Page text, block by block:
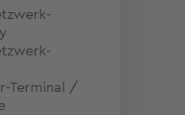
Terminal /